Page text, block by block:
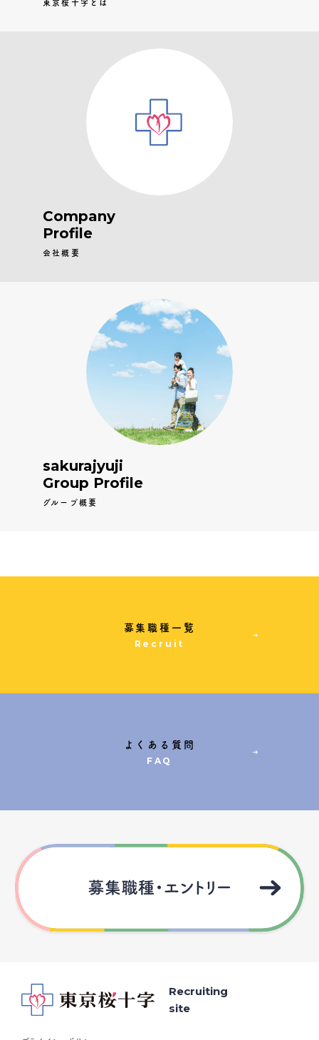
東京桜十字とは
Company
Profile
会社概要
sakurajyuji
Group Profile
グループ概要
募集職種一覧
Recruit
よくある質問
FAQ
Recruiting
site